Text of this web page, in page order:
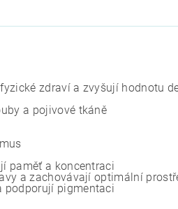
zdraví a zvyšují hodnotu
a pojivové tkáně
paměť a koncentraci
a zachovávají optimální
podporují pigmentaci